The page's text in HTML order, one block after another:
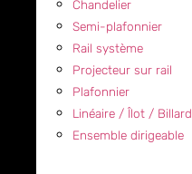
Chandelier
Semi-plafonnier
Rail système
Projecteur sur rail
Plafonnier
Linéaire / Îlot / Billard
Ensemble dirigeable